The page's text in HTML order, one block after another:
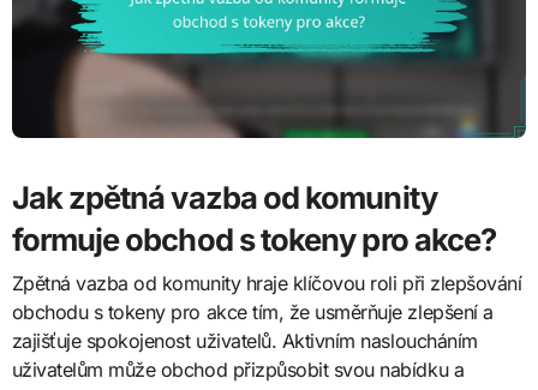
Jak zpětná vazba od komunity
formuje obchod s tokeny pro akce?
Zpětná vazba od komunity hraje klíčovou roli při zlepšování
obchodu s tokeny pro akce tím, že usměrňuje zlepšení a
zajišťuje spokojenost uživatelů. Aktivním nasloucháním
uživatelům může obchod přizpůsobit svou nabídku a